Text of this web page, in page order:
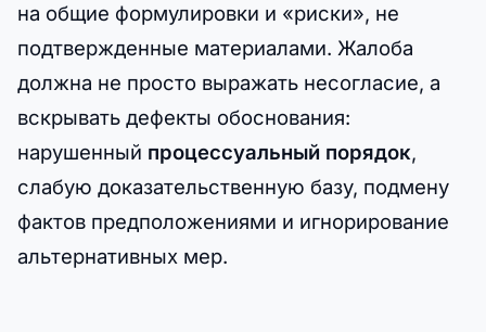
на общие формулировки и «риски», не
подтвержденные материалами. Жалоба
должна не просто выражать несогласие, а
вскрывать дефекты обоснования:
нарушенный процессуальный порядок,
слабую доказательственную базу, подмену
фактов предположениями и игнорирование
альтернативных мер.